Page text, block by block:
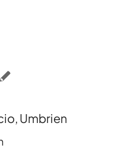
Umbrien